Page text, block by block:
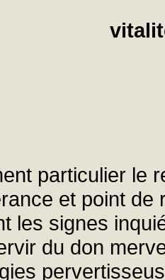
particulier le
et point
les signes
du don